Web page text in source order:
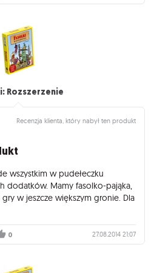
Rozszerzenie
Recenzja klienta, który nabył ten produkt
wszystkim w pudełeczku
dodatków. Mamy fasolko-pająka,
w jeszcze większym gronie. Dla
0 27.08.2014 21:07